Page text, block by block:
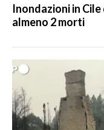
Inondazioni in
almeno 2 morti